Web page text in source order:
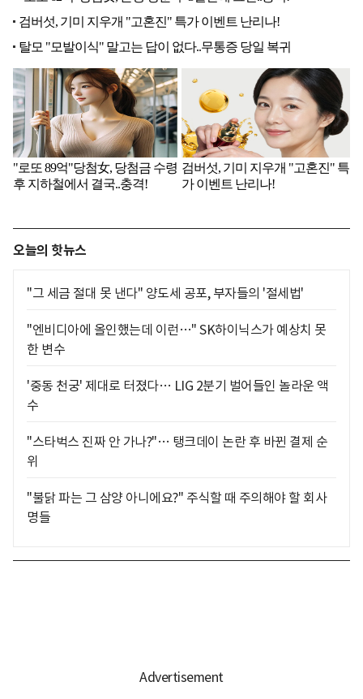
오늘의 핫뉴스
"그 세금 절대 못 낸다" 양도세 공포, 부자들의 '절세법'
"엔비디아에 올인했는데 이런…" SK하이닉스가 예상치 못
한 변수
'중동 천궁' 제대로 터졌다… LIG 2분기 벌어들인 놀라운 액
수
"스타벅스 진짜 안 가나?"… 탱크데이 논란 후 바뀐 결제 순
위
"불닭 파는 그 삼양 아니에요?" 주식할 때 주의해야 할 회사
명들